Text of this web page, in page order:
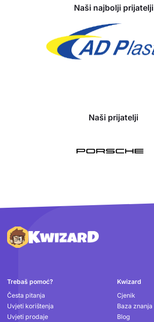
Naši najbolji prijatelji
Naši prijatelji
Podnožje
Trebaš pomoć?
Česta pitanja
Uvjeti korištenja
Uvjeti prodaje
Kwizard
Cjenik
Baza znanja
Blog